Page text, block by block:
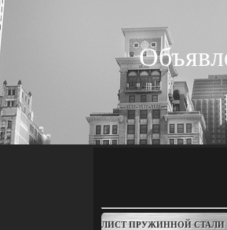
ЛИСТ ПРУЖИННОЙ СТАЛИ